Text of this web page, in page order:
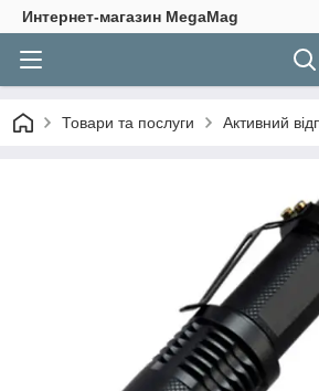
Интернет-магазин MegaMag
Товари та послуги Активний